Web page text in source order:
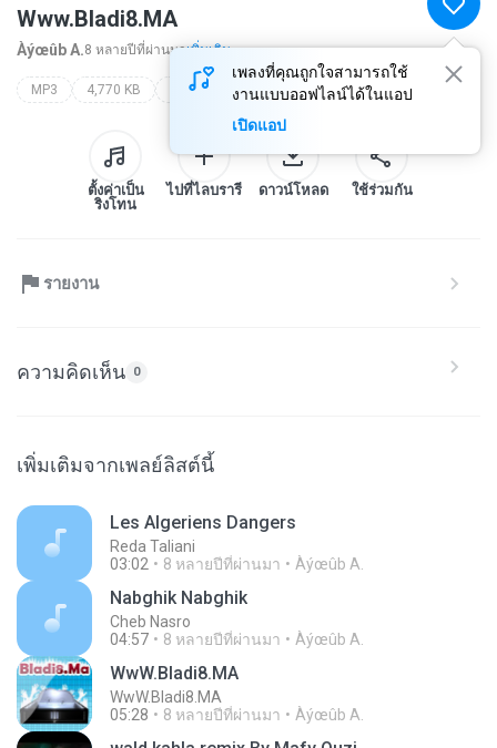
เพลงที่คุณถูกใจสามารถใช้
งานแบบออฟไลน์ได้ในแอป
เปิดแอป
Www.Bladi8.MA
Àýœûb A.8 หลายปีที่ผ่านมาเพิ่มเติม...
MP3 4,770 KB Www.Bladi8.MA www.bladi8.ma
ตั้งค่าเป็น
ริงโทน
ไปที่ไลบรารี ดาวน์โหลด ใช้ร่วมกัน
รายงาน
ความคิดเห็น 0
เพิ่มเติมจากเพลย์ลิสต์นี้
Les Algeriens Dangers
Reda Taliani
03:02
8 หลายปีที่ผ่านมา Àýœûb A.
Nabghik Nabghik
Cheb Nasro
04:57
8 หลายปีที่ผ่านมา Àýœûb A.
WwW.Bladi8.MA
WwW.Bladi8.MA
05:28
8 หลายปีที่ผ่านมา Àýœûb A.